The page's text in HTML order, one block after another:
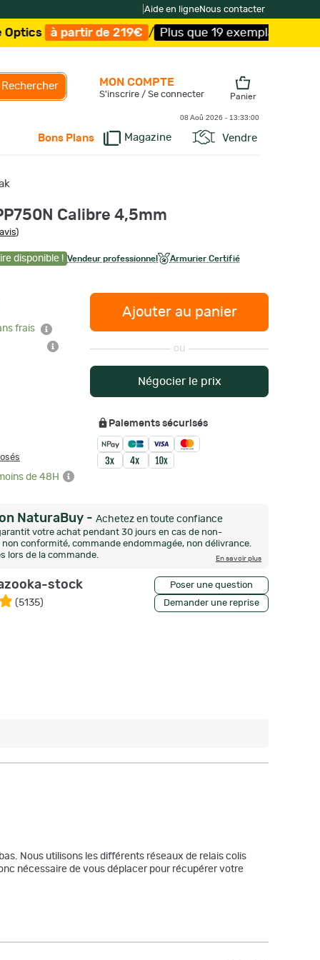
Aide en ligneNous contacter
de 219€ / Plus que 19 exemplaires ! /Livraison
Rechercher
Bons Plans Magazine Vendre
MON COMPTE
S'inscrire / Se connecter Panier
08 Aoû 2026 - 13:33:01
Calibre 4,5mm
)
disponible ! Vendeur professionnel Armurier Certifié
frais
Ajouter au panier
ou
Négocier le prix
de 48H
Paiements sécurisés
NaturaBuy - Achetez en toute confiance
votre achat pendant 30 jours en cas de non-
conformité, commande endommagée, non délivrance.
lors de la commande.
En savoir plus
stock
(5135) Demander une reprise
Poser une question
Nous utilisons les différents réseaux de relais colis
nécessaire de vous déplacer pour récupérer votre